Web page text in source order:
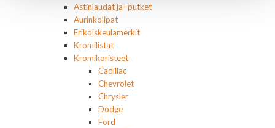
Astinlaudat ja -putket
Aurinkolipat
Erikoiskeulamerkit
Kromilistat
Kromikoristeet
Cadillac
Chevrolet
Chrysler
Dodge
Ford